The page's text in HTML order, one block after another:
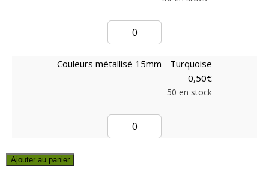
Couleurs métallisé 15mm - Turquoise
0,50€
50 en stock
Ajouter au panier